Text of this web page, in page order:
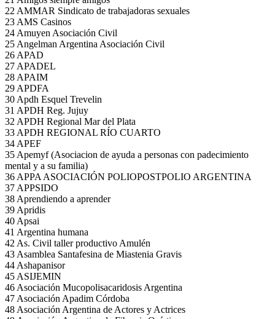
22 AMMAR Sindicato de trabajadoras sexuales
23 AMS Casinos
24 Amuyen Asociación Civil
25 Angelman Argentina Asociación Civil
26 APAD
27 APADEL
28 APAIM
29 APDFA
30 Apdh Esquel Trevelin
31 APDH Reg. Jujuy
32 APDH Regional Mar del Plata
33 APDH REGIONAL RÍO CUARTO
34 APEF
35 Apemyf (Asociacion de ayuda a personas con padecimiento
mental y a su familia)
36 APPA ASOCIACIÓN POLIOPOSTPOLIO ARGENTINA
37 APPSIDO
38 Aprendiendo a aprender
39 Apridis
40 Apsai
41 Argentina humana
42 As. Civil taller productivo Amulén
43 Asamblea Santafesina de Miastenia Gravis
44 Ashapanisor
45 ASIJEMIN
46 Asociación Mucopolisacaridosis Argentina
47 Asociación Apadim Córdoba
48 Asociación Argentina de Actores y Actrices